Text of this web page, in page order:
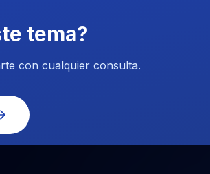
tema?
con cualquier consulta.